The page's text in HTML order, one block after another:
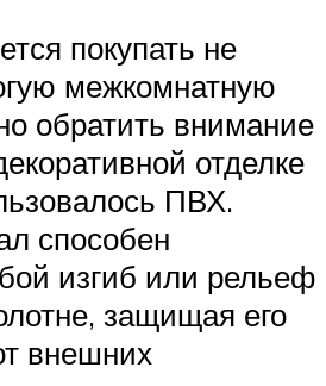
покупать не
межкомнатную
обратить внимание
отделке
ПВХ.
способен
изгиб или рельеф
защищая его
внешних